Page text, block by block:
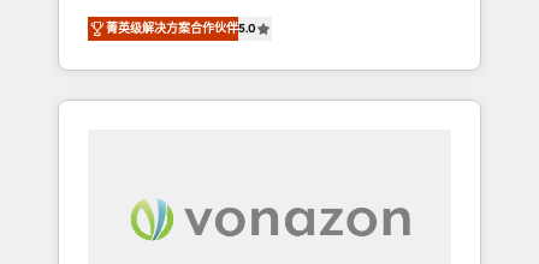
offices and 175+ employees.
business. As an Elite HubSpot Solutions
Partner, we specialize in creating tailored,
end-to-end CRM solutions that accelerate
growth, improve operational efficiency, and
time to deeply understand your unique
needs, crafting custom strategies that deliver
菁英级解决方案合作伙伴5.0